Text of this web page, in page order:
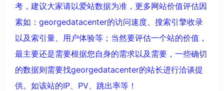
考，建议大家请以爱站数据为准，更多网站价值评估因
素如：georgedatacenter的访问速度、搜索引擎收录
以及索引量、用户体验等；当然要评估一个站的价值，
最主要还是需要根据您自身的需求以及需要，一些确切
的数据则需要找georgedatacenter的站长进行洽谈提
供。如该站的IP、PV、跳出率等！